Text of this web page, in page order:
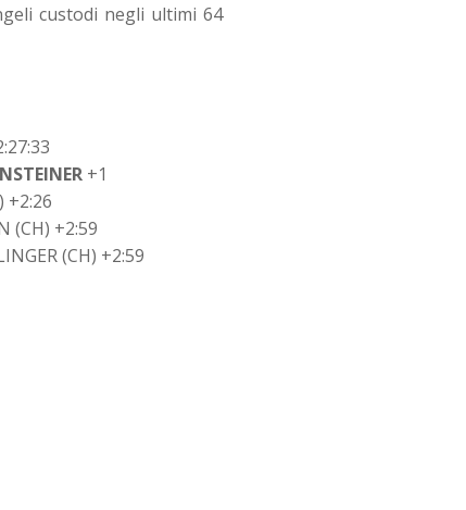
custodi negli ultimi 64
+1
+2:26
(CH) +2:59
(CH) +2:59